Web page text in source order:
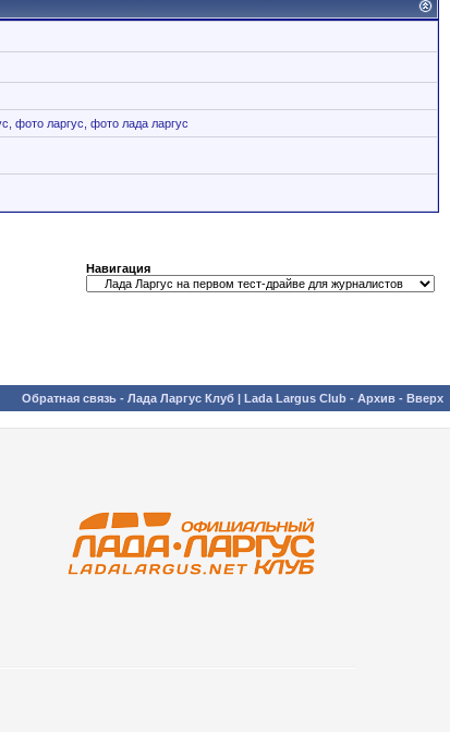
фото ларгус, фото лада ларгус
Навигация
Обратная связь - Лада Ларгус Клуб | Lada Largus Club - Архив - Вверх